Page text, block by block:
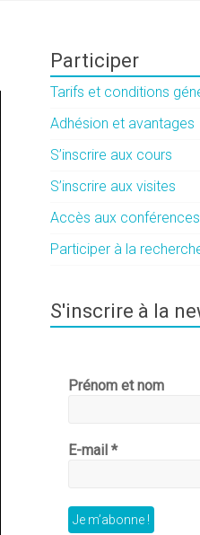
Participer
Tarifs et conditions
Adhésion et avantages
S’inscrire aux cours
S’inscrire aux visites
Accès aux conférences
Participer à la
S'inscrire à la
Prénom et nom
E-mail *